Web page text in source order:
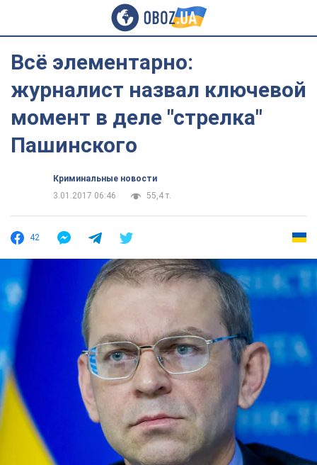
Всё элементарно:
журналист назвал ключевой
момент в деле "стрелка"
Пашинского
Криминальные новости
3.01.2017 06:46
55,4 т.
42